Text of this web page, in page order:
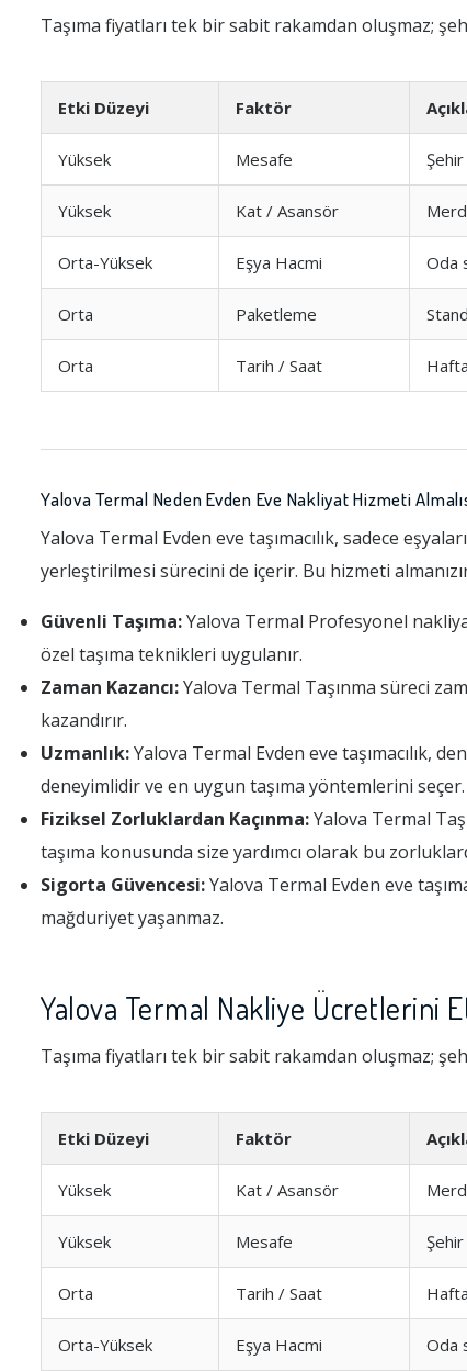
Taşıma fiyatları tek bir sabit rakamdan oluşmaz;
Etki Düzeyi Faktör
Yüksek Mesafe
Yüksek Kat / Asansör
Orta-Yüksek Eşya Hacmi Oda
Orta Paketleme
Orta Tarih / Saat
Yalova Termal Neden Evden Eve Nakliyat Hizmeti
Yalova Termal Evden eve taşımacılık, sadece
yerleştirilmesi sürecini de içerir. Bu hizmeti
Güvenli Taşıma:Yalova Termal Profesyonel
özel taşıma teknikleri uygulanır.
Zaman Kazancı:Yalova Termal Taşınma süreci
kazandırır.
Uzmanlık:Yalova Termal Evden eve taşımacılık,
deneyimlidir ve en uygun taşıma yöntemlerini seçer.
Fiziksel Zorluklardan Kaçınma:Yalova Termal
taşıma konusunda size yardımcı olarak bu
Sigorta Güvencesi:Yalova Termal Evden eve
mağduriyet yaşanmaz.
Yalova Termal Nakliye Ücretlerini
Taşıma fiyatları tek bir sabit rakamdan oluşmaz;
Etki Düzeyi Faktör
Yüksek Kat / Asansör
Yüksek Mesafe
Orta Tarih / Saat
Orta-Yüksek Eşya Hacmi Oda